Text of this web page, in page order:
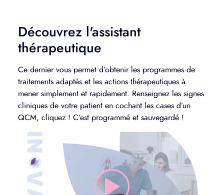
Découvrez l'assistant
thérapeutique
Ce dernier vous permet d’obtenir les programmes de
traitements adaptés et les actions thérapeutiques à
mener simplement et rapidement. Renseignez les signes
cliniques de votre patient en cochant les cases d’un
QCM, cliquez ! C’est programmé et sauvegardé !